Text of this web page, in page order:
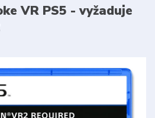
VR PS5 - vyžaduje